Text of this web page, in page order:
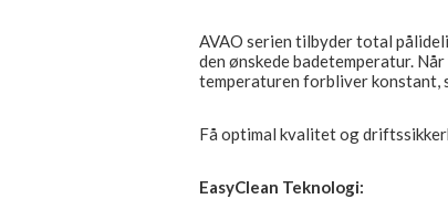
AVAO serien tilbyder total
den ønskede badetemperatur.
temperaturen forbliver konstant,
Få optimal kvalitet og
EasyClean Teknologi: